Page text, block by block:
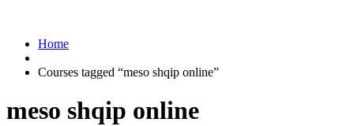
Home
Courses tagged “meso shqip online”
meso shqip online